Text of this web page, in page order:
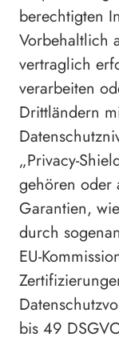
berechtigten
Vorbehaltlich
vertraglich
verarbeiten
Drittländern
„Privacy-
gehören oder
Garantien,
durch
EU-
bis 49